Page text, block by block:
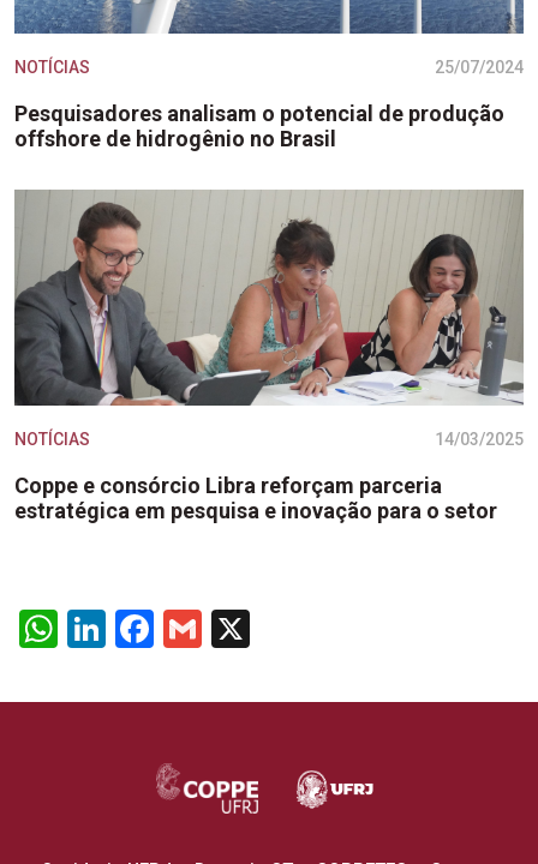
NOTÍCIAS 25/07/2024
Pesquisadores analisam o potencial de produção
offshore de hidrogênio no Brasil
NOTÍCIAS 14/03/2025
Coppe e consórcio Libra reforçam parceria
estratégica em pesquisa e inovação para o setor
WhatsApp
LinkedIn
Facebook
Gmail